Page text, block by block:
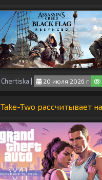
Chertiska 20 июля 2026 г
Take-Two рассчитывает